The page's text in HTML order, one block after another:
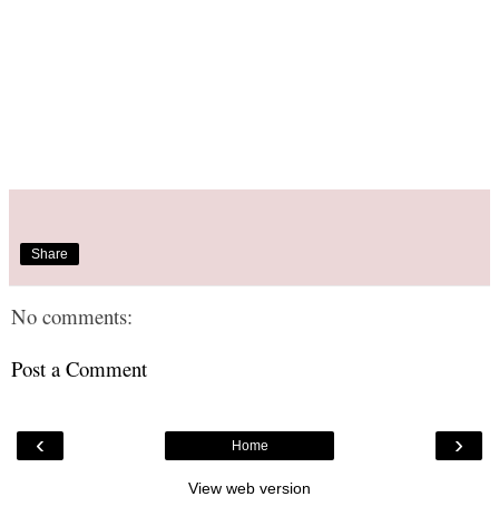
Share
No comments:
Post a Comment
‹ ›
Home
View web version